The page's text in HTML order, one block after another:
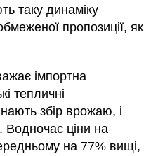
таку динаміку
пропозиції, як
імпортна
тепличні
збір врожаю, і
Водночас ціни на
на 77% вищі,